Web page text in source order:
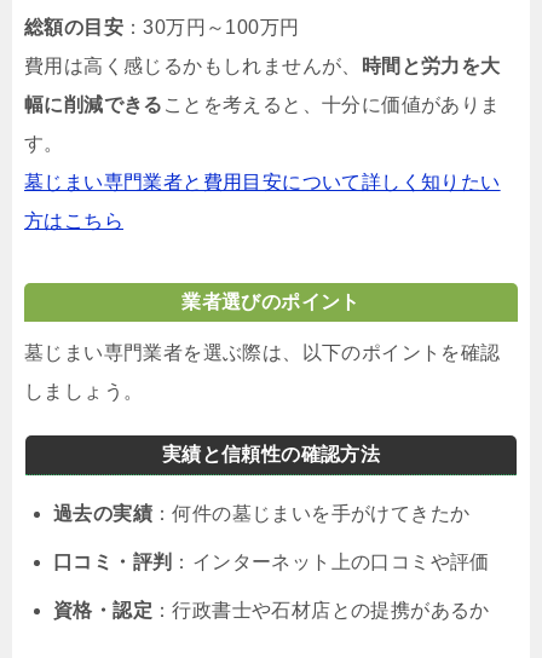
総額の目安 ：30万円～100万円
費用は高く感じるかもしれませんが、
時間と労力を大
幅に削減できる ことを考えると、十分に価値がありま
す。
墓じまい専門業者と費用目安について詳しく知りたい
方はこちら
業者選びのポイント
墓じまい専門業者を選ぶ際は、以下のポイントを確認
しましょう。
実績と信頼性の確認方法
過去の実績 ：何件の墓じまいを手がけてきたか
口コミ・評判 ：インターネット上の口コミや評価
資格・認定 ：行政書士や石材店との提携があるか